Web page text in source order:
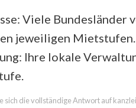
Viele
jeweiligen Mietstufen.
Ihre lokale
sich die vollständige Antwort auf